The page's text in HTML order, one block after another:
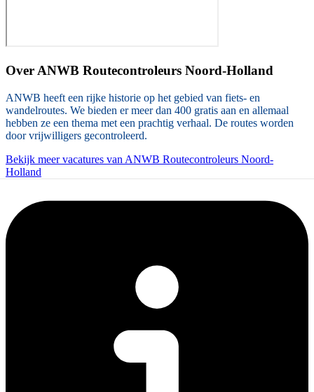
Over ANWB Routecontroleurs Noord-Holland
ANWB heeft een rijke historie op het gebied van fiets- en
wandelroutes. We bieden er meer dan 400 gratis aan en allemaal
hebben ze een thema met een prachtig verhaal. De routes worden
door vrijwilligers gecontroleerd.
Bekijk meer vacatures van ANWB Routecontroleurs Noord-
Holland